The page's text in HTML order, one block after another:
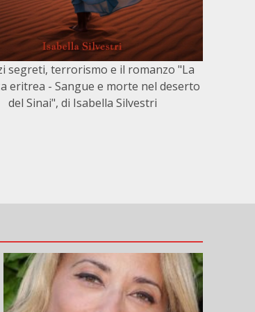
segreti, terrorismo e il romanzo "La
eritrea - Sangue e morte nel deserto
del Sinai", di Isabella Silvestri